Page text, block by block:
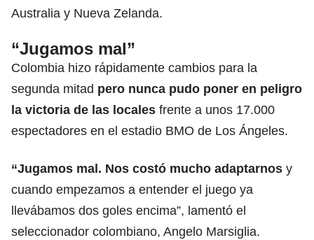
Australia y Nueva Zelanda.
“Jugamos mal”
Colombia hizo rápidamente cambios para la
segunda mitad pero nunca pudo poner en peligro
la victoria de las locales frente a unos 17.000
espectadores en el estadio BMO de Los Ángeles.
“Jugamos mal. Nos costó mucho adaptarnos y
cuando empezamos a entender el juego ya
llevábamos dos goles encima”, lamentó el
seleccionador colombiano, Angelo Marsiglia.